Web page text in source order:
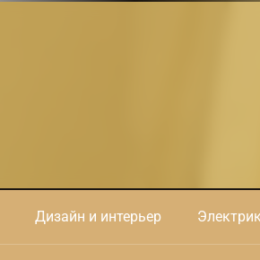
Дизайн и интерьер